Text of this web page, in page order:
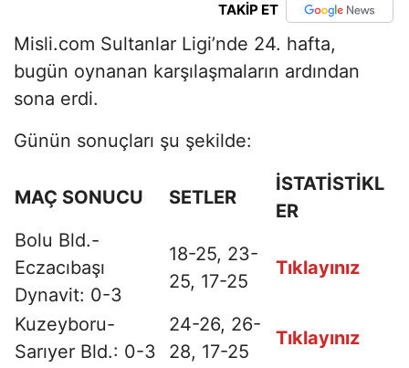
TAKİP ET
Misli.com Sultanlar Ligi’nde 24. hafta,
bugün oynanan karşılaşmaların ardından
sona erdi.
Günün sonuçları şu şekilde:
MAÇ SONUCU SETLER
İSTATİSTİKL
ER
Bolu Bld.-
Eczacıbaşı
Dynavit: 0-3
18-25, 23-
25, 17-25
Tıklayınız
Kuzeyboru-
Sarıyer Bld.: 0-3
24-26, 26-
28, 17-25
Tıklayınız